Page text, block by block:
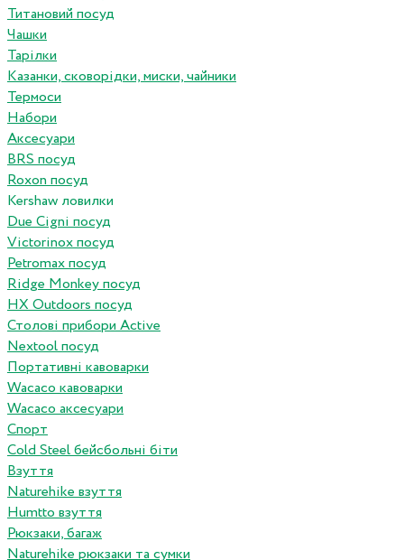
Титановий посуд
Чашки
Тарілки
Казанки, сковорідки, миски, чайники
Термоси
Набори
Аксесуари
BRS посуд
Roxon посуд
Kershaw ловилки
Due Cigni посуд
Victorinox посуд
Petromax посуд
Ridge Monkey посуд
HX Outdoors посуд
Столові прибори Active
Nextool посуд
Портативні кавоварки
Wacaco кавоварки
Wacaco аксесуари
Спорт
Cold Steel бейсбольні біти
Взуття
Naturehike взуття
Humtto взуття
Рюкзаки, багаж
Naturehike рюкзаки та сумки